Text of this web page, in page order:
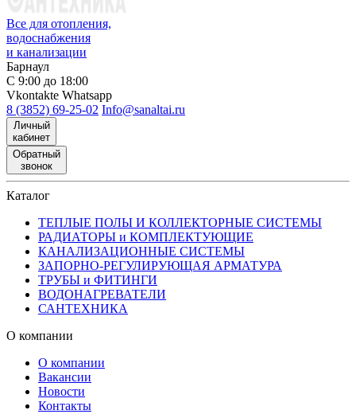
Все для отопления,
водоснабжения
и канализации
Барнаул
С 9:00 до 18:00
Vkontakte Whatsapp
8 (3852) 69-25-02 Info@sanaltai.ru
Личный
кабинет
Обратный
звонок
Каталог
ТЕПЛЫЕ ПОЛЫ И КОЛЛЕКТОРНЫЕ СИСТЕМЫ
РАДИАТОРЫ и КОМПЛЕКТУЮЩИЕ
КАНАЛИЗАЦИОННЫЕ СИСТЕМЫ
ЗАПОРНО-РЕГУЛИРУЮЩАЯ АРМАТУРА
ТРУБЫ и ФИТИНГИ
ВОДОНАГРЕВАТЕЛИ
САНТЕХНИКА
О компании
О компании
Вакансии
Новости
Контакты